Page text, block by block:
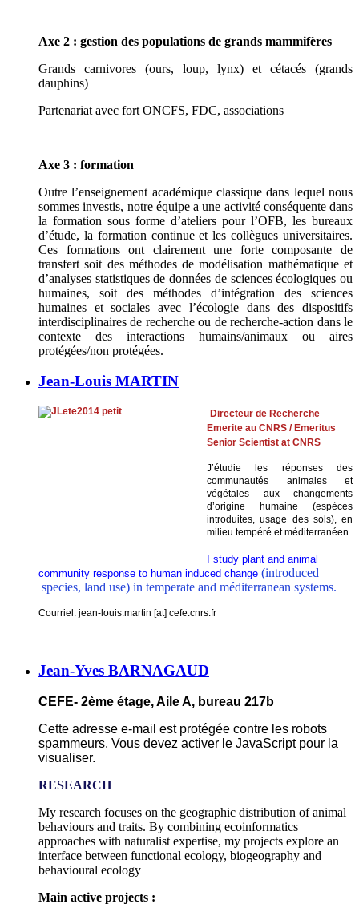
Axe 2 : gestion des populations de grands mammifères
Grands carnivores (ours, loup, lynx) et cétacés (grands
dauphins)
Partenariat avec fort ONCFS, FDC, associations
Axe 3 : formation
Outre l’enseignement académique classique dans lequel nous
sommes investis, notre équipe a une activité conséquente dans
la formation sous forme d’ateliers pour l’OFB, les bureaux
d’étude, la formation continue et les collègues universitaires.
Ces formations ont clairement une forte composante de
transfert soit des méthodes de modélisation mathématique et
d’analyses statistiques de données de sciences écologiques ou
humaines, soit des méthodes d’intégration des sciences
humaines et sociales avec l’écologie dans des dispositifs
interdisciplinaires de recherche ou de recherche-action dans le
contexte des interactions humains/animaux ou aires
protégées/non protégées.
Jean-Louis MARTIN
Directeur de Recherche
Emerite au CNRS / Emeritus
Senior Scientist at CNRS
J’étudie les réponses des
communautés animales et
végétales aux changements
d’origine humaine (espèces
introduites, usage des sols), en
milieu tempéré et méditerranéen.
I study plant and animal
community response to human induced change (introduced
species, land use) in temperate and méditerranean systems.
Courriel: jean-louis.martin [at] cefe.cnrs.fr
Jean-Yves BARNAGAUD
CEFE- 2ème étage, Aile A, bureau 217b
Cette adresse e-mail est protégée contre les robots
spammeurs. Vous devez activer le JavaScript pour la
visualiser.
RESEARCH
My research focuses on the geographic distribution of animal
behaviours and traits. By combining ecoinformatics
approaches with naturalist expertise, my projects explore an
interface between functional ecology, biogeography and
behavioural ecology
Main active projects :